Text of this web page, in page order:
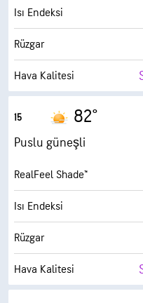
AccuLumen Brightness
Bulutlarla Kaplı
Görüş Alanı
Isı Endeksi
Rüzgar
Hava Kalitesi
Maks UV İndeksi
Kuvvetli Rüzgarlar
Nem
Çiy Noktası
AccuLumen Brightness
Bulutlarla Kaplı
15 82°
Puslu güneşli
RealFeel Shade™
Isı Endeksi
Rüzgar
Hava Kalitesi